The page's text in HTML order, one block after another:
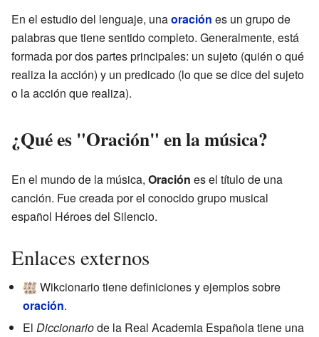
En el estudio del lenguaje, unaoración es un grupo de
palabras que tiene sentido completo. Generalmente, está
formada por dos partes principales: un sujeto (quién o qué
realiza la acción) y un predicado (lo que se dice del sujeto
o la acción que realiza).
¿Qué es "Oración" en la música?
En el mundo de la música, Oración es el título de una
canción. Fue creada por el conocido grupo musical
español Héroes del Silencio.
Enlaces externos
Wikcionario tiene definiciones y ejemplos sobre
oración.
El Diccionariode la Real Academia Española tiene una